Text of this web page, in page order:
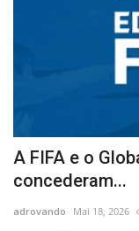
A FIFA e o
concederam...
adrovando Mai 18, 2026